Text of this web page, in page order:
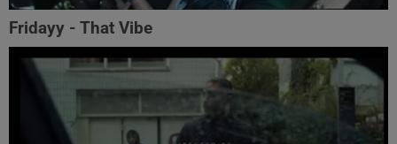
Fridayy - That Vibe